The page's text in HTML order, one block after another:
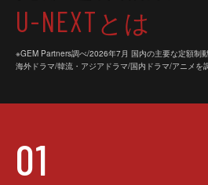
U-NEXTとは
※GEM Partners調べ/2026年7⽉ 国内の主要な定額制
海外ドラマ/韓流・アジアドラマ/国内ドラマ/アニメを
01